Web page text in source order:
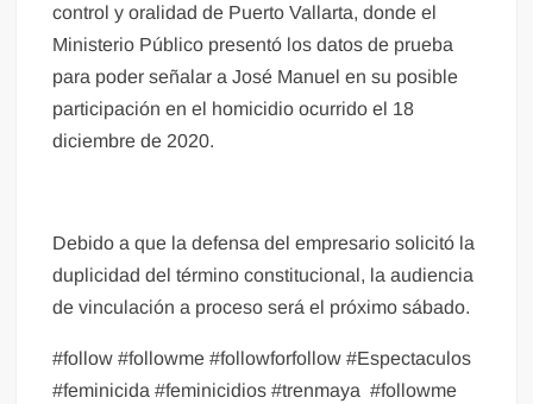
control y oralidad de Puerto Vallarta, donde el
Ministerio Público presentó los datos de prueba
para poder señalar a José Manuel en su posible
participación en el homicidio ocurrido el 18
diciembre de 2020.
Debido a que la defensa del empresario solicitó la
duplicidad del término constitucional, la audiencia
de vinculación a proceso será el próximo sábado.
#follow #followme #followforfollow #Espectaculos
#feminicida #feminicidios #trenmaya #followme